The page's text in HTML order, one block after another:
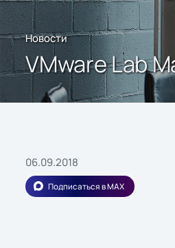
Новости
VMware Lab
06.09.2018
Подписаться в MAX